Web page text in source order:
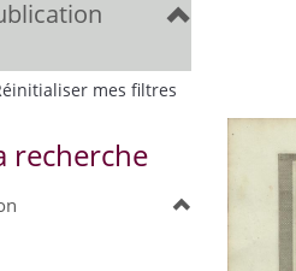
mes filtres
recherche